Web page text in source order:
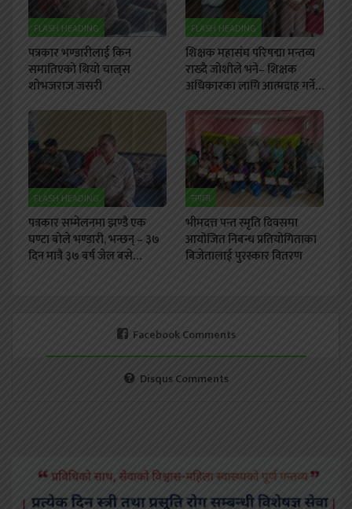
FLASH HEADING
पत्रकार भण्डारीलाई किन
समातिएको थियो चाल्र्स
शोभजराज जसरी
FLASH HEADING
शिक्षक महासंघ परिषद्मा मन्तव्य
राख्दै जोशीले भने– शिक्षक
अधिकारका लागि आत्मदाह गर्ने…
FLASH HEADING
पत्रकार सम्मेलनमा झण्डै एक
घण्टा बोले भण्डारी, भन्छन् – ३७
दिन मात्रै ३७ बर्ष जेल बसे…
समाज
भीमदत्त पन्त स्मृति दिवसमा
आयोजित निबन्ध प्रतियोगिताका
बिजेतालाई पुरस्कार वितरण
Facebook Comments
Disqus Comments